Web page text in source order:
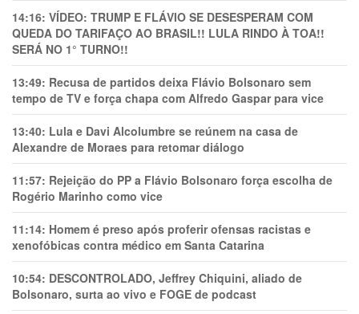
14:16: VÍDEO: TRUMP E FLÁVIO SE DESESPERAM COM
QUEDA DO TARIFAÇO AO BRASIL!! LULA RINDO À TOA!!
SERÁ NO 1° TURNO!!
13:49: Recusa de partidos deixa Flávio Bolsonaro sem
tempo de TV e força chapa com Alfredo Gaspar para vice
13:40: Lula e Davi Alcolumbre se reúnem na casa de
Alexandre de Moraes para retomar diálogo
11:57: Rejeição do PP a Flávio Bolsonaro força escolha de
Rogério Marinho como vice
11:14: Homem é preso após proferir ofensas racistas e
xenofóbicas contra médico em Santa Catarina
10:54: DESCONTROLADO, Jeffrey Chiquini, aliado de
Bolsonaro, surta ao vivo e FOGE de podcast